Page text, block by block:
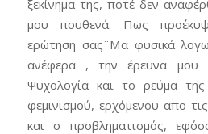
ξεκίνημα της, ποτέ δεν
μου πουθενά. Πως
ερώτηση σας¨Μα φυσικά
ανέφερα , την έρευνα μου
Ψυχολογία και το ρεύμα
φεμινισμού, ερχόμενου απο
και ο προβληματισμός,